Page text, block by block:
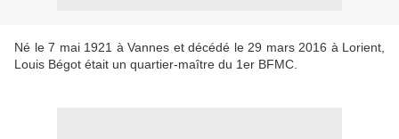
Né le 7 mai 1921 à Vannes et décédé le 29 mars 2016 à Lorient,
Louis Bégot était un quartier-maître du 1er BFMC.